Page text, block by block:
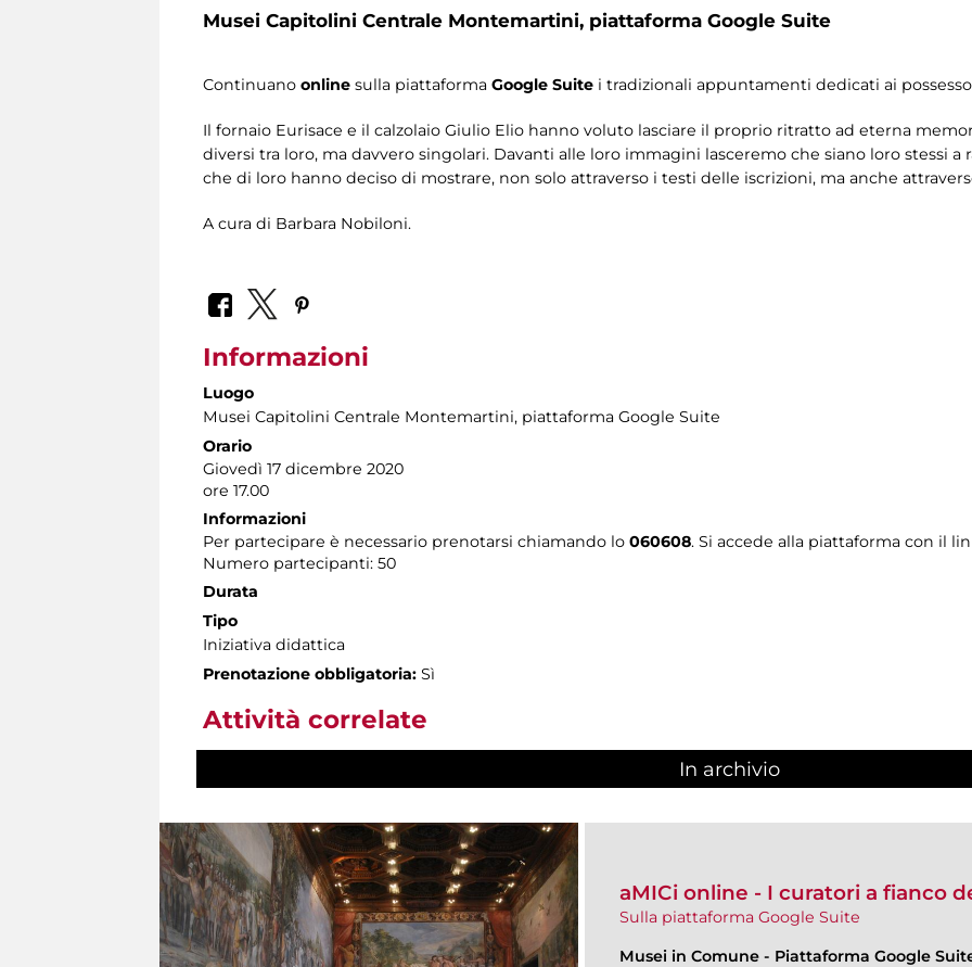
Musei Capitolini Centrale Montemartini, piattaforma Google Suite
Continuano online sulla piattaforma Google Suite i tradizionali appuntamenti dedicati ai
Il fornaio Eurisace e il calzolaio Giulio Elio hanno voluto lasciare il proprio ritratto ad eterna
diversi tra loro, ma davvero singolari. Davanti alle loro immagini lasceremo che siano loro stessi
che di loro hanno deciso di mostrare, non solo attraverso i testi delle iscrizioni, ma anche
A cura di Barbara Nobiloni.
Informazioni
Luogo
Musei Capitolini Centrale Montemartini, piattaforma Google Suite
Orario
Giovedì 17 dicembre 2020
ore 17.00
Informazioni
Per partecipare è necessario prenotarsi chiamando lo 060608. Si accede alla piattaforma con il
Numero partecipanti: 50
Durata
Tipo
Iniziativa didattica
Prenotazione obbligatoria: Sì
Attività correlate
In archivio
aMICi online - I curatori a fianco
Sulla piattaforma Google Suite
Musei in Comune - Piattaforma Google